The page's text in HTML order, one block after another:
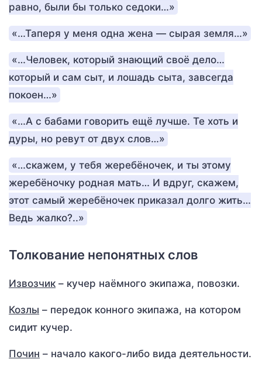
равно, были бы только седоки…»
«…Таперя у меня одна жена — сырая земля…»
«…Человек, который знающий своё дело…
который и сам сыт, и лошадь сыта, завсегда
покоен…»
«…А с бабами говорить ещё лучше. Те хоть и
дуры, но ревут от двух слов…»
«…скажем, у тебя жеребёночек, и ты этому
жеребёночку родная мать… И вдруг, скажем,
этот самый жеребёночек приказал долго жить…
Ведь жалко?..»
Толкование непонятных слов
Извозчик – кучер наёмного экипажа, повозки.
Козлы – передок конного экипажа, на котором
сидит кучер.
Почин – начало какого-либо вида деятельности.